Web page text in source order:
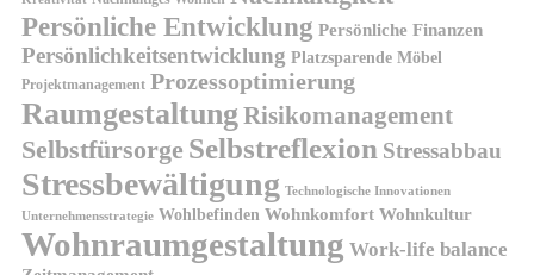
Persönliche Entwicklung Persönliche Finanzen
Persönlichkeitsentwicklung Platzsparende Möbel
Projektmanagement Prozessoptimierung
Raumgestaltung Risikomanagement
Selbstfürsorge Selbstreflexion Stressabbau
Stressbewältigung Technologische Innovationen
Unternehmensstrategie Wohlbefinden Wohnkomfort Wohnkultur
Wohnraumgestaltung Work-life balance